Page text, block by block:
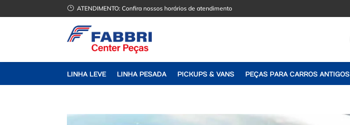
} ATENDIMENTO:Confira nossos horários de atendimento
LINHA LEVE LINHA PESADA PICKUPS & VANS PEÇAS PARA CARROS ANTIGOS